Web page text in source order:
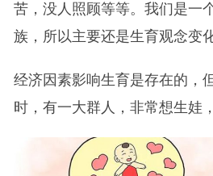
苦，没人照顾等等。我们是一
族，所以主要还是生育观念变
经济因素影响生育是存在的，
时，有一大群人，非常想生娃